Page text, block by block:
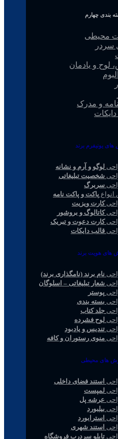
بندی چهارم
محیطی
سردر
لوح و یادمان
و مدرک
یونیفرم برند
لوگو و آرم و نشانه
شخصیت تبلیغاتی
سربرگ
پاکت و پاکت نامه
کارت ویزیت
کاتالوگ و بروشور
کارت دعوت و تبریک
قالب دایکات
های هویت برند
نام برند (نامگذاری برند)
شعار تبلیغاتی – اسلوگان
پوستر
بسته بندی
جلد کتاب
لوح فشرده
تندیس و یادبود
منوی رستوران و کافه
های محیطی
استند فضای داخلی
لمپست
عرشه پل
بیلبورد
استرابورد
استند شهری
تابلو سردرب فروشگاه